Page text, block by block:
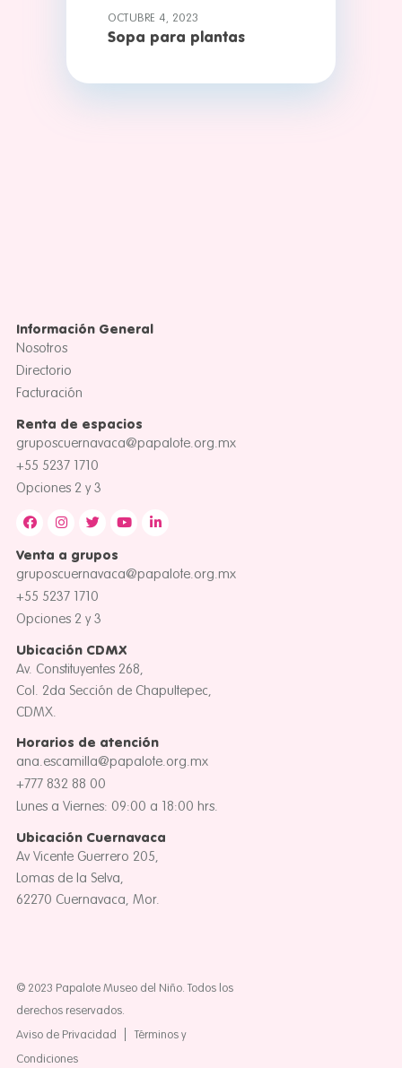
OCTUBRE 4, 2023
Sopa para plantas
Información General
Nosotros
Directorio
Facturación
Renta de espacios
gruposcuernavaca@papalote.org.mx
+55 5237 1710
Opciones 2 y 3
Venta a grupos
gruposcuernavaca@papalote.org.mx
+55 5237 1710
Opciones 2 y 3
Ubicación CDMX
Av. Constituyentes 268,
Col. 2da Sección de Chapultepec,
CDMX.
Horarios de atención
ana.escamilla@papalote.org.mx
+777 832 88 00
Lunes a Viernes: 09:00 a 18:00 hrs.
Ubicación Cuernavaca
Av Vicente Guerrero 205,
Lomas de la Selva,
62270 Cuernavaca, Mor.
© 2023 Papalote Museo del Niño. Todos los
derechos reservados.
Aviso de Privacidad Términos y
Condiciones